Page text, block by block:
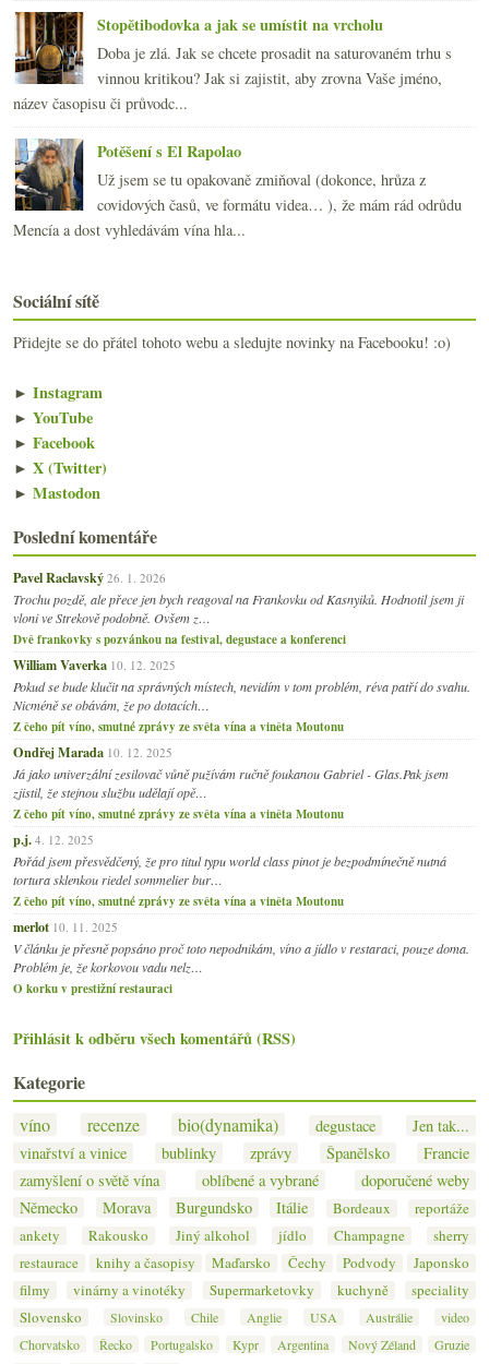
Stopětibodovka a jak se umístit na vrcholu
Doba je zlá. Jak se chcete prosadit na saturovaném trhu s
vinnou kritikou? Jak si zajistit, aby zrovna Vaše jméno,
název časopisu či průvodc...
Potěšení s El Rapolao
Už jsem se tu opakovaně zmiňoval (dokonce, hrůza z
covidových časů, ve formátu videa… ), že mám rád odrůdu
Mencía a dost vyhledávám vína hla...
Sociální sítě
Přidejte se do přátel tohoto webu a sledujte novinky na Facebooku! :o)
► Instagram
► YouTube
► Facebook
► X (Twitter)
► Mastodon
Poslední komentáře
Pavel Raclavský 26. 1. 2026
Trochu pozdě, ale přece jen bych reagoval na Frankovku od Kasnyiků. Hodnotil jsem ji
vloni ve Strekově podobně. Ovšem z…
Dvě frankovky s pozvánkou na festival, degustace a konferenci
William Vaverka 10. 12. 2025
Pokud se bude klučit na správných místech, nevidím v tom problém, réva patří do svahu.
Nicméně se obávám, že po dotacích…
Z čeho pít víno, smutné zprávy ze světa vína a viněta Moutonu
Ondřej Marada 10. 12. 2025
Já jako univerzální zesilovač vůně pužívám ručně foukanou Gabriel - Glas.Pak jsem
zjistil, že stejnou službu udělají opě…
Z čeho pít víno, smutné zprávy ze světa vína a viněta Moutonu
p.j. 4. 12. 2025
Pořád jsem přesvědčený, že pro titul typu world class pinot je bezpodmínečně nutná
tortura sklenkou riedel sommelier bur…
Z čeho pít víno, smutné zprávy ze světa vína a viněta Moutonu
merlot 10. 11. 2025
V článku je přesně popsáno proč toto nepodnikám, víno a jídlo v restaraci, pouze doma.
Problém je, že korkovou vadu nelz…
O korku v prestižní restauraci
Přihlásit k odběru všech komentářů (RSS)
Kategorie
víno recenze bio(dynamika) degustace
Jen tak...
vinařství a vinice
bublinky zprávy Španělsko
Francie
zamyšlení o světě vína
oblíbené a vybrané
doporučené weby
Německo
Morava Burgundsko Itálie Bordeaux
reportáže
ankety
Rakousko Jiný alkohol jídlo Champagne
sherry
restaurace
knihy a časopisy Maďarsko Čechy Podvody
Japonsko
filmy
vinárny a vinotéky Supermarketovky kuchyně
speciality
Slovensko
Slovinsko Chile Anglie USA Austrálie
video
Chorvatsko
Řecko Portugalsko Kypr Argentina Nový Zéland
Gruzie